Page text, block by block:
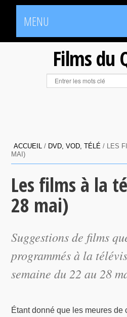
MENU
Films du
ACCUEIL / DVD, VOD, TÉLÉ / LES
MAI)
Les films à la
28 mai)
Suggestions de films
programmés à la
semaine du 22 au 28
Étant donné que les meures de